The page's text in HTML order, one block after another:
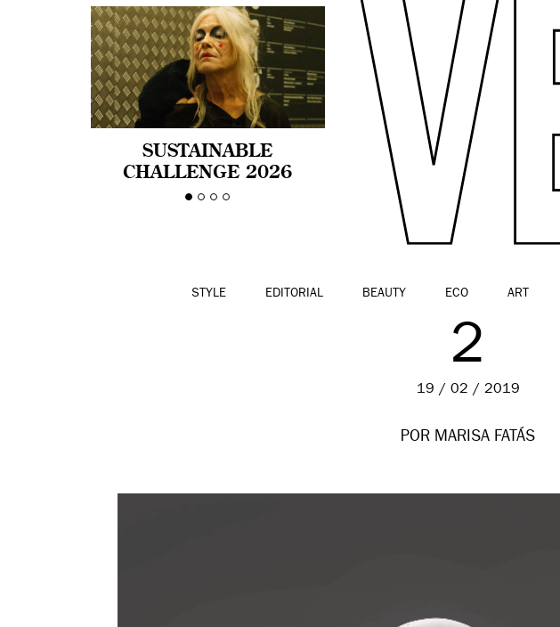
SUSTAINABLE
CHALLENGE 2026
CELEBRA LA
STYLE EDITORIAL BEAUTY ECO ART
2
19 / 02 / 2019
POR MARISA FATÁS